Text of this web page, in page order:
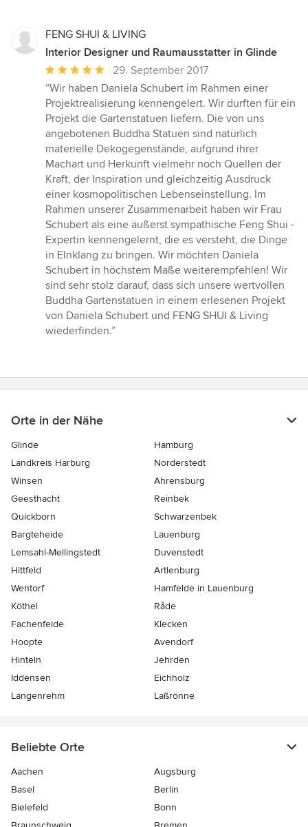
FENG SHUI & LIVING
Interior Designer und Raumausstatter in Glinde
Durchschnittliche
Bewertung:
5
von
5
Sternen
29. September 2017
“Wir haben Daniela Schubert im Rahmen einer
Projektrealisierung kennengelert. Wir durften für ein
Projekt die Gartenstatuen liefern. Die von uns
angebotenen Buddha Statuen sind natürlich
materielle Dekogegenstände, aufgrund ihrer
Machart und Herkunft vielmehr noch Quellen der
Kraft, der Inspiration und gleichzeitig Ausdruck
einer kosmopolitischen Lebenseinstellung. Im
Rahmen unserer Zusammenarbeit haben wir Frau
Schubert als eine äußerst sympathische Feng Shui -
Expertin kennengelernt, die es versteht, die Dinge
in EInklang zu bringen. Wir möchten Daniela
Schubert in höchstem Maße weiterempfehlen! Wir
sind sehr stolz darauf, dass sich unsere wertvollen
Buddha Gartenstatuen in einem erlesenen Projekt
von Daniela Schubert und FENG SHUI & Living
wiederfinden.”
Orte in der Nähe
Glinde
Hamburg
Landkreis Harburg
Norderstedt
Winsen
Ahrensburg
Geesthacht
Reinbek
Quickborn
Schwarzenbek
Bargteheide
Lauenburg
Lemsahl-Mellingstedt
Duvenstedt
Hittfeld
Artlenburg
Wentorf
Hamfelde in Lauenburg
Köthel
Råde
Fachenfelde
Klecken
Hoopte
Avendorf
Hinteln
Jehrden
Iddensen
Eichholz
Langenrehm
Laßrönne
Beliebte Orte
Aachen
Augsburg
Basel
Berlin
Bielefeld
Bonn